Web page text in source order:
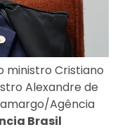
ministro Cristiano
Alexandre de
Agência
Brasil